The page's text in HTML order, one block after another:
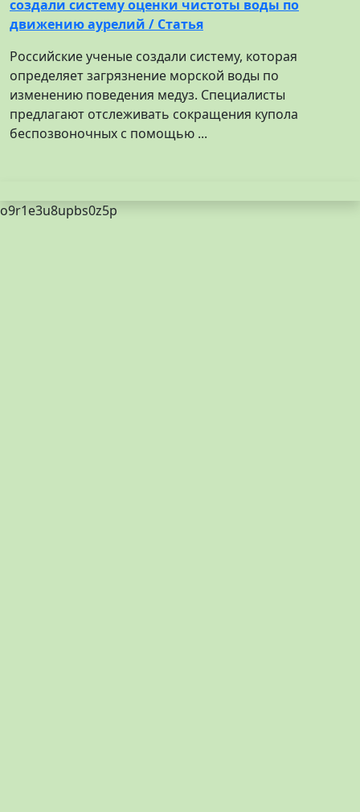
создали систему оценки чистоты воды по
движению аурелий / Статья
Российские ученые создали систему, которая
определяет загрязнение морской воды по
изменению поведения медуз. Специалисты
предлагают отслеживать сокращения купола
беспозвоночных с помощью ...
o9r1e3u8upbs0z5p